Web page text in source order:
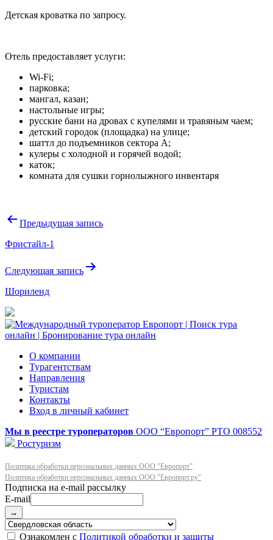
Детская кроватка по запросу.
Отель предоставляет услуги:
Wi-Fi;
парковка;
мангал, казан;
настольные игры;
русские бани на дровах с купелями и травяным чаем;
детский городок (площадка) на улице;
шаттл до подъемников сектора А;
кулеры с холодной и горячей водой;
каток;
комната для сушки горнолыжного инвентаря
Навигация
записям
Предыдущая запись
Фристайл-1
Следующая запись
Шориленд
О компании
Турагентствам
Направления
Туристам
Контакты
Вход в личный кабинет
Мы в реестре туроператоров ООО “Европорт” РТО 008552
Ростуризм
Политика обработки персональных данных ООО "Европорт"
Политика обработки персональных данных ООО "Европорт.ру"
E-mail
→
Ознакомлен с Политикой обработки и защиты